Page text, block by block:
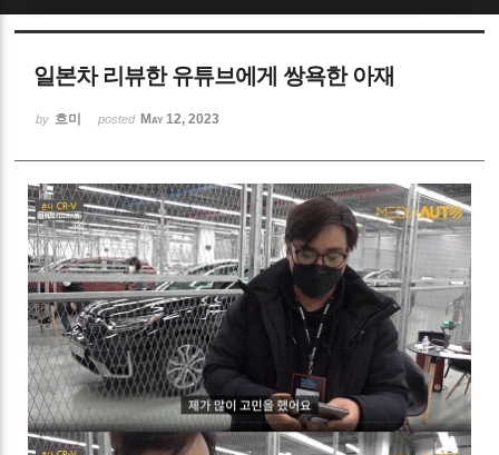
일본차 리뷰한 유튜브에게 쌍욕한 아재
by 흐미 posted May 12, 2023
Sketchbook5, 스케치북5
Sketchbook5, 스케치북5